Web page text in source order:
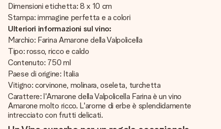
Dimensioni etichetta: 8 x 10 cm
Stampa: immagine perfetta e a colori
Ulteriori informazioni sul vino:
Marchio: Farina Amarone della Valpolicella
Tipo: rosso, ricco e caldo
Contenuto: 750 ml
Paese di origine: Italia
Vitigno: corvinone, molinara, oseleta, turchetta
Carattere: l'Amarone della Valpolicella Farina è un vino
Amarone molto ricco. L'arome di erbe è splendidamente
intrecciato con frutti delicati.